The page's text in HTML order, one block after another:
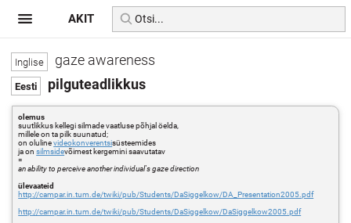
gaze awareness
pilguteadlikkus
olemus
suutlikkus kellegi silmade vaatluse põhjal öelda,
millele on ta pilk suunatud;
on olulinevideokonverentsisüsteemides
ja onsilmsidevõimest kergemini saavutatav
=
an ability to perceive another individual's gaze direction
ülevaateid
http://campar.in.tum.de/twiki/pub/Students/DaSiggelkow/DA_Presentation2005.pdf
http://campar.in.tum.de/twiki/pub/Students/DaSiggelkow/DaSiggelkow2005.pdf
AKIT